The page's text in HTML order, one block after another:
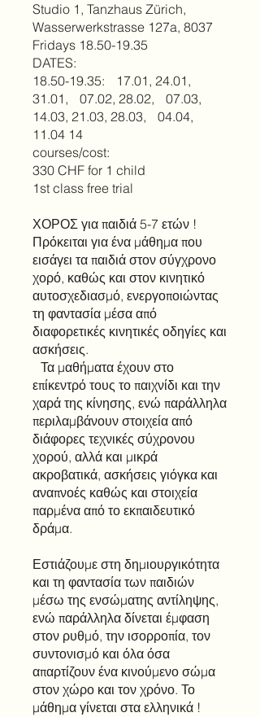
Studio 1, Tanzhaus Zürich,
Wasserwerkstrasse 127a, 8037
Fridays 18.50-19.35
DATES:
18.50-19.35: 17.01, 24.01,
31.01, 07.02, 28.02, 07.03,
14.03, 21.03, 28.03, 04.04,
11.04 14
courses/cost:
330 CHF for 1 child
1st class free trial
ΧΟΡΟΣ για παιδιά 5-7 ετών !
Πρόκειται για ένα μάθημα που
εισάγει τα παιδιά στον σύγχρονο
χορό, καθώς και στον κινητικό
αυτοσχεδιασμό, ενεργοποιώντας
τη φαντασία μέσα από
διαφορετικές κινητικές οδηγίες και
ασκήσεις.
Τα μαθήματα έχουν στο
επίκεντρό τους το παιχνίδι και την
χαρά της κίνησης, ενώ παράλληλα
περιλαμβάνουν στοιχεία από
διάφορες τεχνικές σύχρονου
χορού, αλλά και μικρά
ακροβατικά, ασκήσεις γιόγκα και
αναπνοές καθώς και στοιχεία
παρμένα από το εκπαιδευτικό
δράμα.
Εστιάζουμε στη δημιουργικότητα
και τη φαντασία των παιδιών
μέσω της ενσώματης αντίληψης,
ενώ παράλληλα δίνεται έμφαση
στον ρυθμό, την ισορροπία, τον
συντονισμό και όλα όσα
απαρτίζουν ένα κινούμενο σώμα
στον χώρο και τον χρόνο. Το
μάθημα γίνεται στα ελληνικά !